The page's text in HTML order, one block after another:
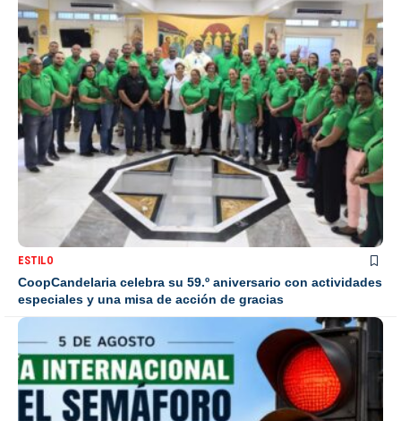
ESTILO
CoopCandelaria celebra su 59.º aniversario con actividades
especiales y una misa de acción de gracias